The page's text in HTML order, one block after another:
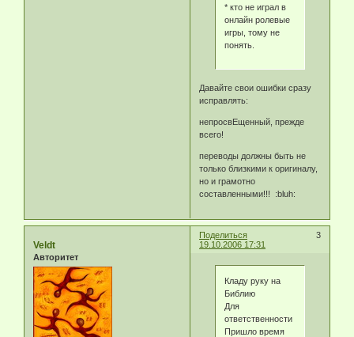
* кто не играл в
онлайн ролевые
игры, тому не
понять.
Давайте свои ошибки сразу
исправлять:
непросвЕщенный, прежде
всего!
переводы должны быть не
только близкими к оригиналу,
но и грамотно
составленными!!! :bluh:
Поделиться
3
19.10.2006 17:31
Veldt
Авторитет
Кладу руку на
Библию
Для
ответственности
Пришло время